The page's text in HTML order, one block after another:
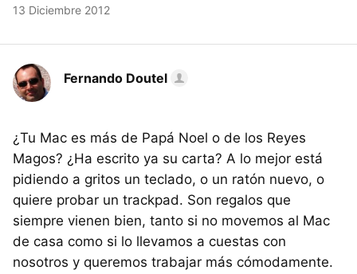
13 Diciembre 2012
Fernando Doutel
¿Tu Mac es más de Papá Noel o de los Reyes
Magos? ¿Ha escrito ya su carta? A lo mejor está
pidiendo a gritos un teclado, o un ratón nuevo, o
quiere probar un trackpad. Son regalos que
siempre vienen bien, tanto si no movemos al Mac
de casa como si lo llevamos a cuestas con
nosotros y queremos trabajar más cómodamente.